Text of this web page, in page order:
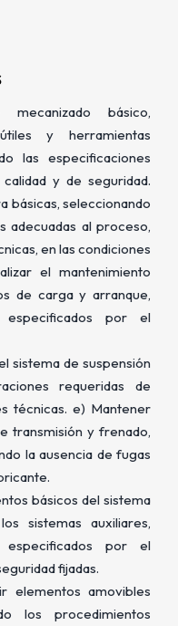
básico,
y herramientas
las especificaciones
y de seguridad.
básicas, seleccionando
adecuadas al proceso,
en las condiciones
el mantenimiento
de carga y arranque,
especificados por el
sistema de suspensión
requeridas de
técnicas. e) Mantener
transmisión y frenado,
la ausencia de fugas
básicos del sistema
sistemas auxiliares,
especificados por el
fijadas.
elementos amovibles
los procedimientos